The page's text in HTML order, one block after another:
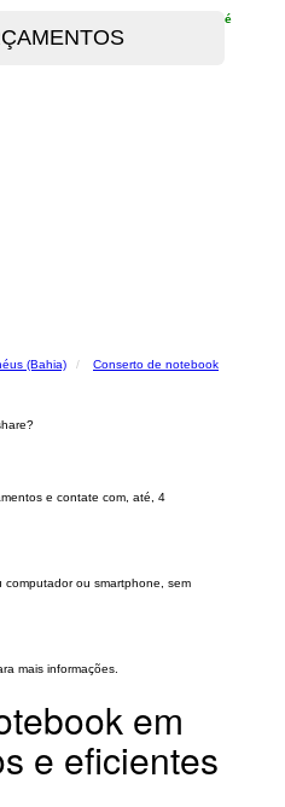
é
(Bahia)
Conserto de notebook
e contate com, até, 4
computador ou smartphone, sem
mais informações.
em
e eficientes